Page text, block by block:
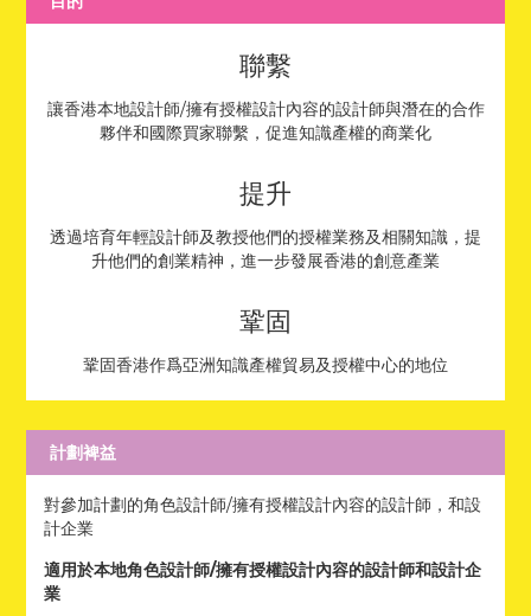
聯繫
讓香港本地設計師/擁有授權設計內容的設計師與潛在的合作
夥伴和國際買家聯繫，促進知識產權的商業化
提升
透過培育年輕設計師及教授他們的授權業務及相關知識，提
升他們的創業精神，進一步發展香港的創意產業
鞏固
鞏固香港作爲亞洲知識產權貿易及授權中心的地位
計劃裨益
對參加計劃的角色設計師/擁有授權設計內容的設計師，和設
計企業
適用於本地角色設計師/擁有授權設計內容的設計師和設計企
業